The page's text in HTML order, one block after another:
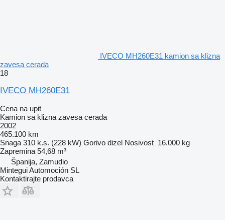
IVECO MH260E31 kamion sa klizna
zavesa cerada
18
IVECO MH260E31
Cena na upit
Kamion sa klizna zavesa cerada
2002
465.100 km
Snaga 310 k.s. (228 kW) Gorivo dizel Nosivost 16.000 kg
Zapremina 54,68 m³
Španija, Zamudio
Mintegui Automoción SL
Kontaktirajte prodavca